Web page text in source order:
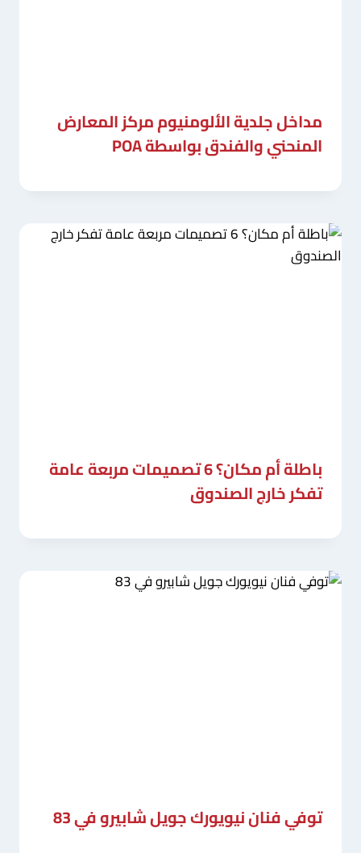
مداخل جلدية الألومنيوم مركز المعارض
المنحني والفندق بواسطة POA
باطلة أم مكان؟ 6 تصميمات مربعة عامة
تفكر خارج الصندوق
توفي فنان نيويورك جويل شابيرو في 83